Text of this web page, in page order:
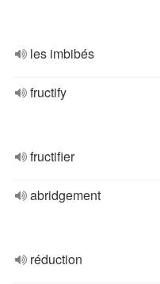
les imbibés
fructify
fructifier
abridgement
réduction